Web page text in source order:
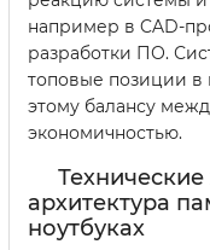
например в CAD-
разработки ПО.
топовые позиции в
этому балансу
экономичностью.
архитектура
ноутбуках